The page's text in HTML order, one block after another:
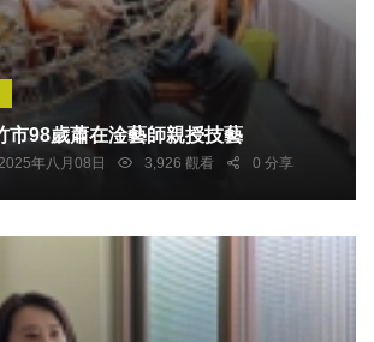
輟 新竹市98歲蕭在淦藝師親授技藝
年八月08日 3,926 觀看 0 分享